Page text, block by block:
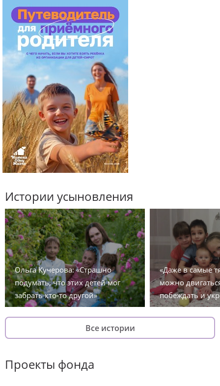
Истории усыновления
Ольга Кучерова: «Страшно
подумать, что этих детей мог
забрать кто-то другой»
«Даже в самые
можно
побеждать и
Все истории
Проекты фонда